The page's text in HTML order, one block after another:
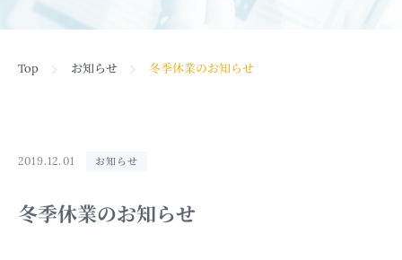
Top お知らせ 冬季休業のお知らせ
2019.12.01 お知らせ
冬季休業のお知らせ